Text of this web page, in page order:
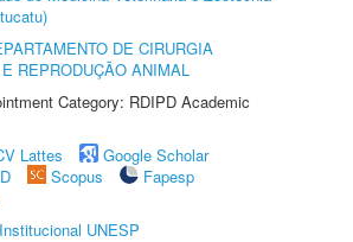
DE CIRURGIA
REPRODUÇÃO ANIMAL
Category: RDIPD Academic
Lattes
Google Scholar
Scopus
Fapesp
UNESP